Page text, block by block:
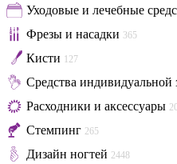
Уходовые и лечебные
Фрезы и насадки 365
Кисти 127
Средства
Расходники и аксессуары
Стемпинг 265
Дизайн ногтей 2448